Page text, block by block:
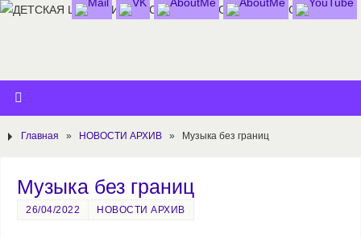
Главная » НОВОСТИ АРХИВ » Музыка без границ
Музыка без границ
26/04/2022 НОВОСТИ АРХИВ